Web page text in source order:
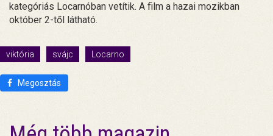
kategóriás Locarnóban vetítik. A film a hazai mozikban
október 2-től látható.
viktória svájc Locarno
Megosztás